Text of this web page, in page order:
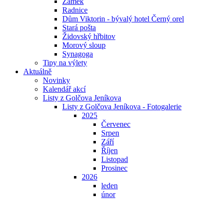
Radnice
Dům Viktorin - bývalý hotel Černý orel
Stará pošta
Židovský hřbitov
Morový sloup
Synagoga
Tipy na výlety
Aktuálně
Novinky
Kalendář akcí
Listy z Golčova Jeníkova
Listy z Golčova Jeníkova - Fotogalerie
2025
Červenec
Srpen
Září
Říjen
Listopad
Prosinec
2026
leden
únor